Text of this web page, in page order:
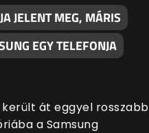
JELENT MEG, MÁRIS
EGY TELEFONJA
át eggyel rosszabb
a Samsung